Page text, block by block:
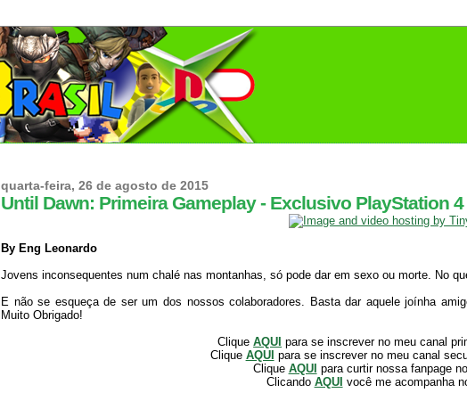
quarta-feira, 26 de agosto de 2015
Until Dawn: Primeira Gameplay - Exclusivo PlayStation 4
By Eng Leonardo
Jovens inconsequentes num chalé nas montanhas, só pode dar em sexo ou morte. No
E não se esqueça de ser um dos nossos colaboradores. Basta dar aquele joínha
Muito Obrigado!
CliqueAQUI para se inscrever no meu canal
Clique AQUI para se inscrever no meu canal
Clique AQUI para curtir nossa fanpage no
Clicando AQUI você me acompanha